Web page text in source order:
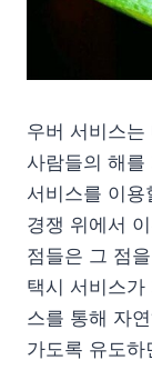
우버 서비스는
사람들의 해를
서비스를 이
경쟁 위에서
점들은 그 점
택시 서비스
스를 통해 자
가도록 유도하